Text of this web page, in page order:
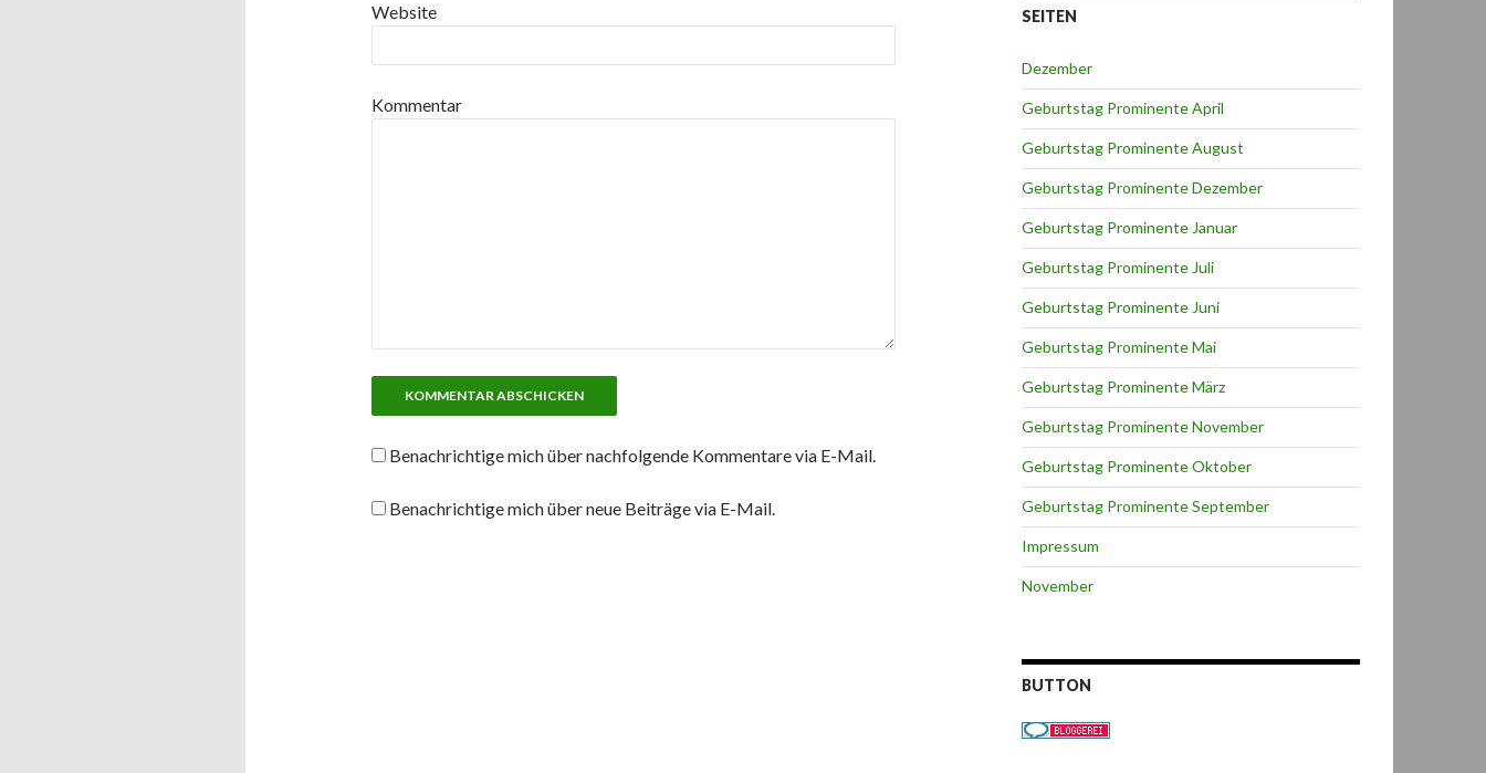
Website
Kommentar
Benachrichtige mich über nachfolgende Kommentare via E-Mail.
Benachrichtige mich über neue Beiträge via E-Mail.
SEITEN
Dezember
Geburtstag Prominente April
Geburtstag Prominente August
Geburtstag Prominente Dezember
Geburtstag Prominente Januar
Geburtstag Prominente Juli
Geburtstag Prominente Juni
Geburtstag Prominente Mai
Geburtstag Prominente März
Geburtstag Prominente November
Geburtstag Prominente Oktober
Geburtstag Prominente September
Impressum
November
BUTTON